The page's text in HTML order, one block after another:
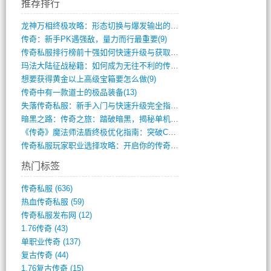
推荐排行
龙神万相终极攻略：形态切换与爆发输出的艺(411)
传奇：新手PK遇强敌，量力而行最重要(9)
传奇私服排行榜前十强如何快速升级与获取稀(744)
玛法大陆征战秘籍：如何成为无往不利的传奇(10)
想要获得黄金以上高级宝箱要怎么做(9)
传奇中有一款道士的极品装备(13)
失落传奇私服：新手入门与快速升级完全指南(895)
暗黑之路：传奇之旅：踏破暗黑，揭秘单机传(355)
《传奇》魔法师法盾终极优化指南：突破CD(316)
传奇私服玩家职业选择攻略：开启你的传奇之(15)
热门标签
传奇私服 (636)
热血传奇私服 (59)
传奇私服发布网 (12)
1.76传奇(43)
单职业传奇(137)
复古传奇(44)
1.76复古传奇(15)